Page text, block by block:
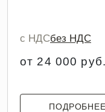
с НДСбез НДС
от 24 000
ПОДРОБНЕЕ